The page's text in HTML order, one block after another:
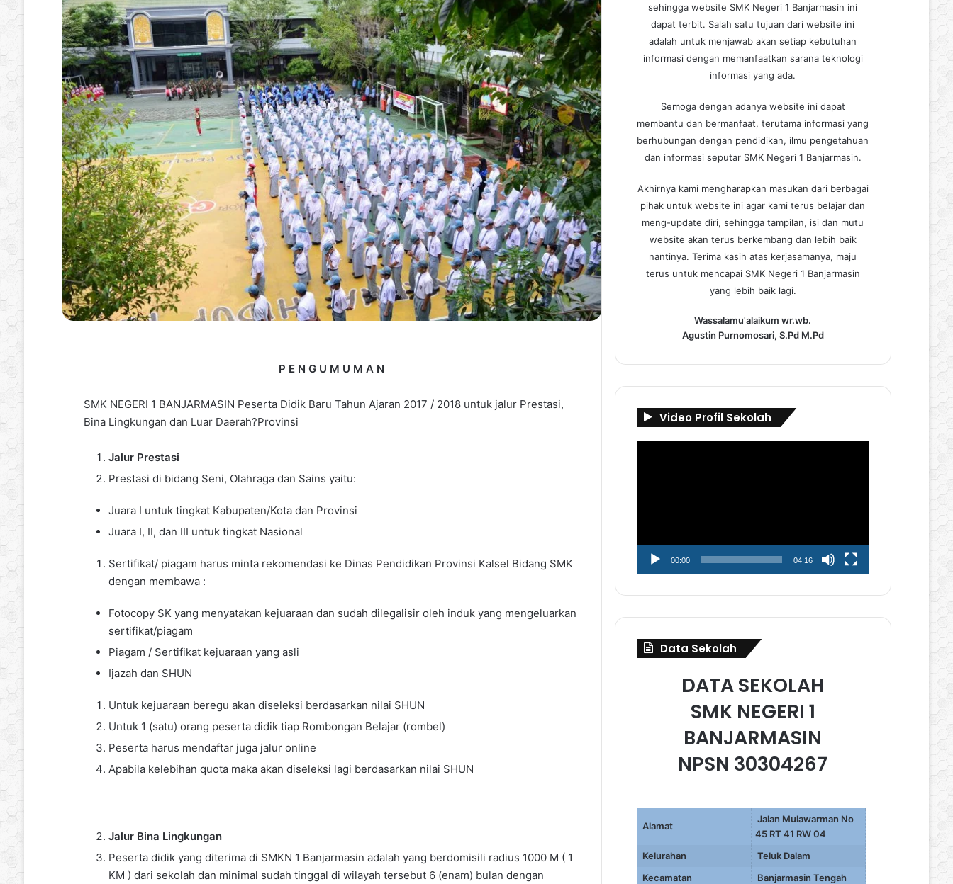
P E N G U M U M A N
SMK NEGERI 1 BANJARMASIN Peserta Didik Baru Tahun Ajaran 2017 / 2018 untuk jalur Prestasi,
Bina Lingkungan dan Luar Daerah?Provinsi
Jalur Prestasi
Prestasi di bidang Seni, Olahraga dan Sains yaitu:
Juara I untuk tingkat Kabupaten/Kota dan Provinsi
Juara I, II, dan III untuk tingkat Nasional
Sertifikat/ piagam harus minta rekomendasi ke Dinas Pendidikan Provinsi Kalsel Bidang SMK
dengan membawa :
Fotocopy SK yang menyatakan kejuaraan dan sudah dilegalisir oleh induk yang mengeluarkan
sertifikat/piagam
Piagam / Sertifikat kejuaraan yang asli
Ijazah dan SHUN
Untuk kejuaraan beregu akan diseleksi berdasarkan nilai SHUN
Untuk 1 (satu) orang peserta didik tiap Rombongan Belajar (rombel)
Peserta harus mendaftar juga jalur online
Apabila kelebihan quota maka akan diseleksi lagi berdasarkan nilai SHUN
Jalur Bina Lingkungan
Peserta didik yang diterima di SMKN 1 Banjarmasin adalah yang berdomisili radius 1000 M ( 1
KM ) dari sekolah dan minimal sudah tinggal di wilayah tersebut 6 (enam) bulan dengan
sehingga website SMK Negeri 1 Banjarmasin ini
dapat terbit. Salah satu tujuan dari website ini
adalah untuk menjawab akan setiap kebutuhan
informasi dengan memanfaatkan sarana teknologi
informasi yang ada.
Semoga dengan adanya website ini dapat
membantu dan bermanfaat, terutama informasi yang
berhubungan dengan pendidikan, ilmu pengetahuan
dan informasi seputar SMK Negeri 1 Banjarmasin.
Akhirnya kami mengharapkan masukan dari berbagai
pihak untuk website ini agar kami terus belajar dan
meng-update diri, sehingga tampilan, isi dan mutu
website akan terus berkembang dan lebih baik
nantinya. Terima kasih atas kerjasamanya, maju
terus untuk mencapai SMK Negeri 1 Banjarmasin
yang lebih baik lagi.
Wassalamu'alaikum wr.wb.
Agustin Purnomosari, S.Pd M.Pd
Video Profil Sekolah
00:00 04:16
Data Sekolah
DATA SEKOLAH
SMK NEGERI 1
BANJARMASIN
NPSN 30304267
Alamat
Jalan Mulawarman No
45 RT 41 RW 04
Kelurahan
Teluk Dalam
Kecamatan
Banjarmasin Tengah